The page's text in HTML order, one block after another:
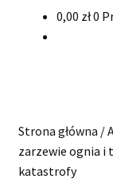
0,00 zł0
Strona główna /
zarzewie ognia i
katastrofy